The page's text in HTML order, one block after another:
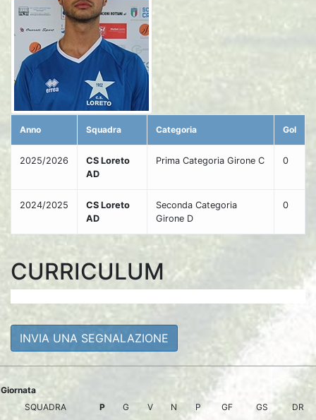
Anno Squadra Categoria Gol
2025/2026
CS Loreto
AD
Prima Categoria Girone C 0
2024/2025
CS Loreto
AD
Seconda Categoria
Girone D
0
CURRICULUM
INVIA UNA SEGNALAZIONE
Giornata
SQUADRA
P G V N P GF GS DR